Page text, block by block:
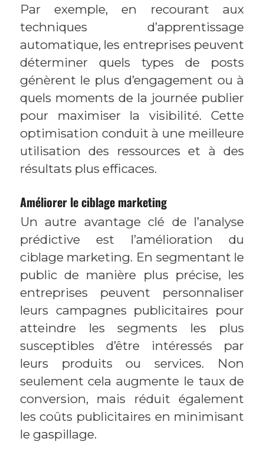
Par exemple, en recourant aux
techniques d’apprentissage
automatique, les entreprises peuvent
déterminer quels types de posts
génèrent le plus d’engagement ou à
quels moments de la journée publier
pour maximiser la visibilité. Cette
optimisation conduit à une meilleure
utilisation des ressources et à des
résultats plus efficaces.
Améliorer le ciblage marketing
Un autre avantage clé de l’analyse
prédictive est l’amélioration du
ciblage marketing. En segmentant le
public de manière plus précise, les
entreprises peuvent personnaliser
leurs campagnes publicitaires pour
atteindre les segments les plus
susceptibles d’être intéressés par
leurs produits ou services. Non
seulement cela augmente le taux de
conversion, mais réduit également
les coûts publicitaires en minimisant
le gaspillage.